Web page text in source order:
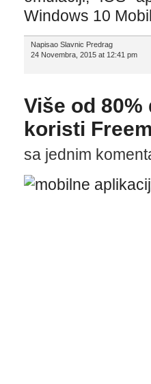
Windows 10
Napisao Slavnic Predrag
24 Novembra, 2015 at 12:41 pm
Više od
koristi
sa jednim